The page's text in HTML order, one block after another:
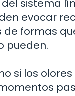
sistema
evocar
de formas
pueden.
si los